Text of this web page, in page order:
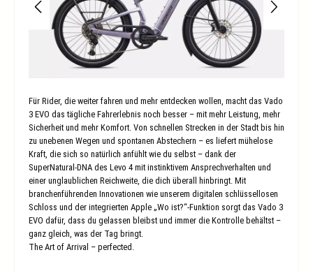
Für Rider, die weiter fahren und mehr entdecken wollen, macht das Vado
3 EVO das tägliche Fahrerlebnis noch besser – mit mehr Leistung, mehr
Sicherheit und mehr Komfort. Von schnellen Strecken in der Stadt bis hin
zu unebenen Wegen und spontanen Abstechern – es liefert mühelose
Kraft, die sich so natürlich anfühlt wie du selbst – dank der
SuperNatural-DNA des Levo 4 mit instinktivem Ansprechverhalten und
einer unglaublichen Reichweite, die dich überall hinbringt. Mit
branchenführenden Innovationen wie unserem digitalen schlüssellosen
Schloss und der integrierten Apple „Wo ist?“-Funktion sorgt das Vado 3
EVO dafür, dass du gelassen bleibst und immer die Kontrolle behältst –
ganz gleich, was der Tag bringt.
The Art of Arrival – perfected.